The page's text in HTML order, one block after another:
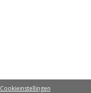
Cookieinstellingen